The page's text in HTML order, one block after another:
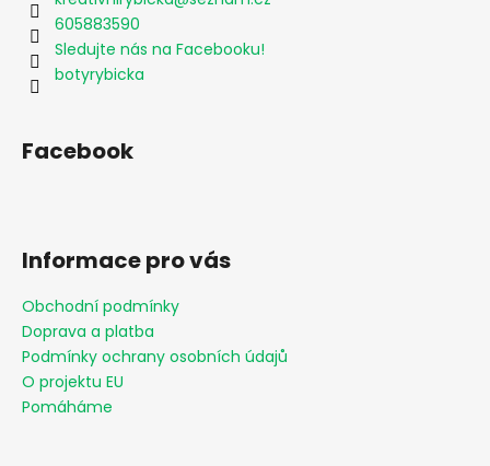
605883590
Sledujte nás na Facebooku!
botyrybicka
Facebook
Informace pro vás
Obchodní podmínky
Doprava a platba
Podmínky ochrany osobních údajů
O projektu EU
Pomáháme